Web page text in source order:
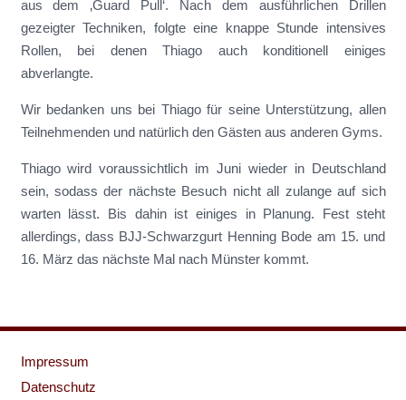
aus dem ‚Guard Pull‘. Nach dem ausführlichen Drillen
gezeigter Techniken, folgte eine knappe Stunde intensives
Rollen, bei denen Thiago auch konditionell einiges
abverlangte.
Wir bedanken uns bei Thiago für seine Unterstützung, allen
Teilnehmenden und natürlich den Gästen aus anderen Gyms.
Thiago wird voraussichtlich im Juni wieder in Deutschland
sein, sodass der nächste Besuch nicht all zulange auf sich
warten lässt. Bis dahin ist einiges in Planung. Fest steht
allerdings, dass BJJ-Schwarzgurt Henning Bode am 15. und
16. März das nächste Mal nach Münster kommt.
Impressum
Datenschutz